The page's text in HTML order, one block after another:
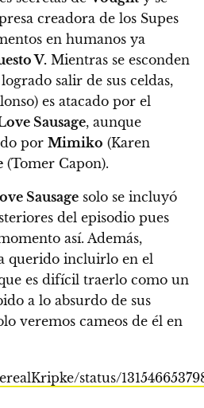
creadora de los Supes
en humanos ya
V. Mientras se esconden
salir de sus celdas,
es atacado por el
Sausage, aunque
por Mimiko (Karen
(Tomer Capon).
Sausage solo se incluyó
del episodio pues
así. Además,
querido incluirlo en el
es difícil traerlo como un
a lo absurdo de sus
veremos cameos de él en
status/